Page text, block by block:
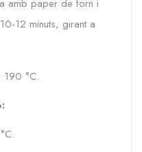
amb paper de forn i
12 minuts, girant a
190 °C.